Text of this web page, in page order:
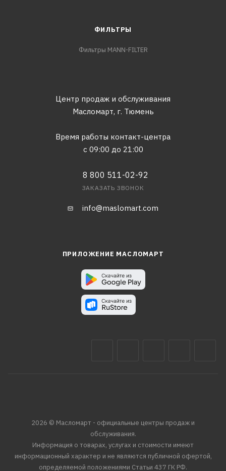
ФИЛЬТРЫ
Фильтры MANN-FILTER
Центр продаж и обслуживания
Масломарт, г. Тюмень
Время работы контакт-центра
с 09:00 до 21:00
8 800 511-02-92
ЗАКАЗАТЬ ЗВОНОК
info@maslomart.com
ПРИЛОЖЕНИЕ МАСЛОМАРТ
2026 © Масломарт - официальные центры продаж и
обслуживания.
Информация о товарах, услугах и стоимости имеют
информационный характер и не являются публичной офертой,
определяемой положениями Статьи 437 ГК РФ.